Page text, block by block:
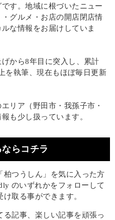
す。地域に根づいたニュー
グルメ・お店の開店閉店情
な情報をお届けしていま
から8年目に突入し、累計
を執筆、現在もほぼ毎日更新
リア（野田市・我孫子市・
も少し扱っています。
らコチラ
柏つうしん」を気に入った方
のいずれかをフォローして
取る事ができます。
記事、楽しい記事を頑張っ